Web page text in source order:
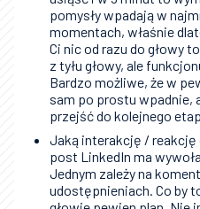
pomysły wpadają w
momentach, właśnie
Ci nic od razu do głowy
z tyłu głowy, ale
Bardzo możliwe, że w
sam po prostu wpadnie,
przejść do kolejnego
Jaką interakcję / reakcję
post LinkedIn ma
Jednym zależy na
udostępnieniach. Co by